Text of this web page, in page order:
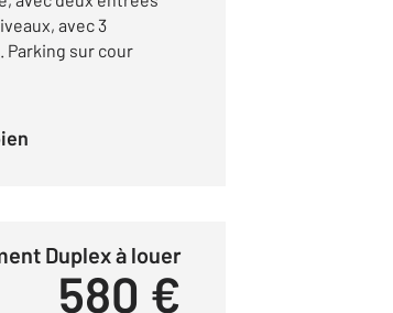
avec 3
Parking sur cour
Duplex à louer
580 €